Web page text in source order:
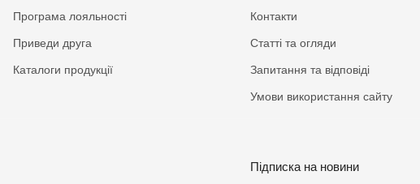
Програма лояльності
Приведи друга
Каталоги продукції
Контакти
Статті та огляди
Запитання та відповіді
Умови використання сайту
Підписка на новини